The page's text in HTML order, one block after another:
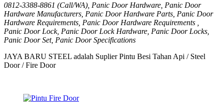
0812-3388-8861 (Call/WA), Panic Door Hardware, Panic Door
Hardware Manufacturers, Panic Door Hardware Parts, Panic Door
Hardware Requirements, Panic Door Hardware Requirements ,
Panic Door Lock, Panic Door Lock Hardware, Panic Door Locks,
Panic Door Set, Panic Door Specifications
JAYA BARU STEEL adalah Suplier Pintu Besi Tahan Api / Steel
Door / Fire Door